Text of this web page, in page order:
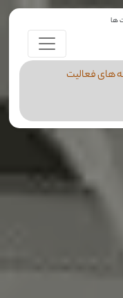
ها
های فعالیت